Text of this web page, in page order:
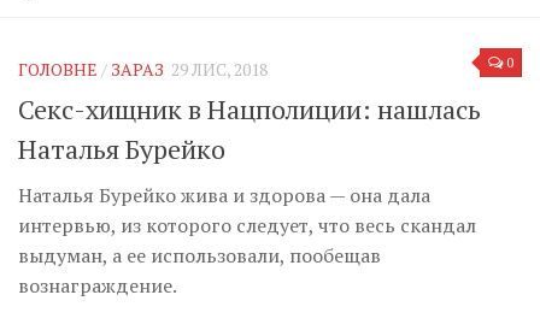
Позиція
Дії
Belles lettres
Агітатор
Музика революції
Візуальне
0
ГОЛОВНЕ / ЗАРАЗ 29 ЛИС, 2018
Секс-хищник в Нацполиции: нашлась
Наталья Бурейко
Наталья Бурейко жива и здорова — она дала
интервью, из которого следует, что весь скандал
выдуман, а ее использовали, пообещав
вознаграждение.